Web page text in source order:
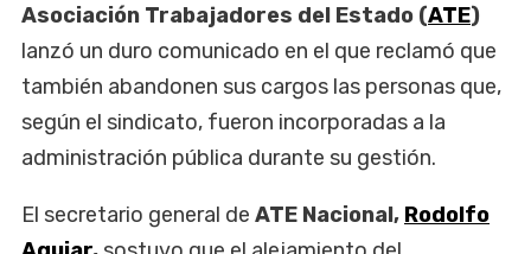
Asociación Trabajadores del Estado (ATE)
lanzó un duro comunicado en el que reclamó que
también abandonen sus cargos las personas que,
según el sindicato, fueron incorporadas a la
administración pública durante su gestión.
El secretario general de ATE Nacional, Rodolfo